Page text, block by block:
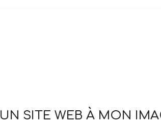
UN SITE WEB À MON